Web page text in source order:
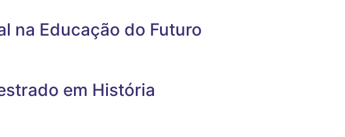
na Educação do Futuro
em História